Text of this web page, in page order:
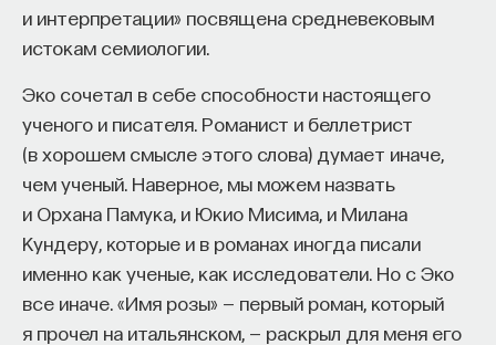
и интерпретации» посвящена средневековым
истокам семиологии.
Эко сочетал в себе способности настоящего
ученого и писателя. Романист и беллетрист
(в хорошем смысле этого слова) думает иначе,
чем ученый. Наверное, мы можем назвать
и Орхана Памука, и Юкио Мисима, и Милана
Кундеру, которые и в романах иногда писали
именно как ученые, как исследователи. Но с Эко
все иначе. «Имя розы» — первый роман, который
я прочел на итальянском, — раскрыл для меня его
Что такое Naukka Talents
сервис, а комплексная платформа поддержки
специалистов на пути к карьере в глобальных
инновационных индустриях. Сервис помогает
преодолеть существующие барьеры через
обучение, карьерное сопровождение и прямые
связи с компаниями, заинтересованными
ввысококвалифицированныхкадрах.​
Сервис создан для всех, кто хочет найти свой